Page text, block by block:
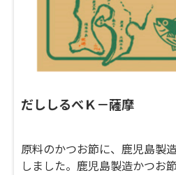
だししるべＫ－薩摩
原料のかつお節に、鹿児島製
しました。鹿児島製造かつお